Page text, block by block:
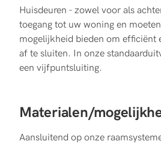
Huisdeuren - zowel voor als
toegang tot uw woning en
mogelijkheid bieden om efficiënt
af te sluiten. In onze
een vijfpuntsluiting.
Materialen/
Aansluitend op onze